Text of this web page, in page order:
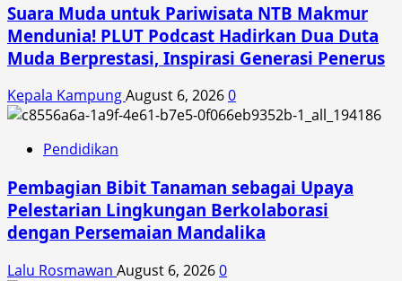
Suara Muda untuk Pariwisata NTB Makmur
Mendunia! PLUT Podcast Hadirkan Dua Duta
Muda Berprestasi, Inspirasi Generasi Penerus
Kepala KampungAugust 6, 20260
Pendidikan
Pembagian Bibit Tanaman sebagai Upaya
Pelestarian Lingkungan Berkolaborasi
dengan Persemaian Mandalika
Lalu Rosmawan August 6, 20260